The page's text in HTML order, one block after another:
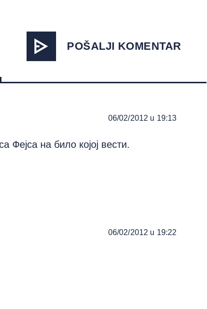
POŠALJI KOMENTAR
06/02/2012 u 19:13
Фејса на било којој вести.
06/02/2012 u 19:22